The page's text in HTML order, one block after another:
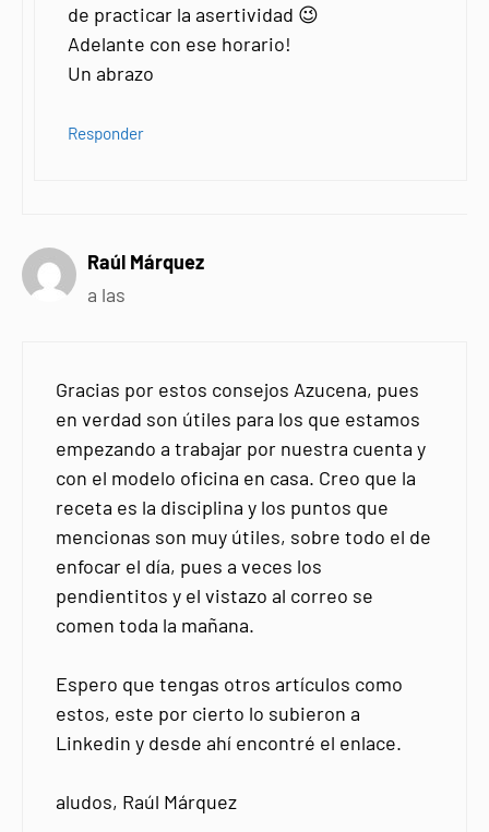
de practicar la asertividad 😉
Adelante con ese horario!
Un abrazo
Responder
Raúl Márquez
a las
Gracias por estos consejos Azucena, pues
en verdad son útiles para los que estamos
empezando a trabajar por nuestra cuenta y
con el modelo oficina en casa. Creo que la
receta es la disciplina y los puntos que
mencionas son muy útiles, sobre todo el de
enfocar el día, pues a veces los
pendientitos y el vistazo al correo se
comen toda la mañana.
Espero que tengas otros artículos como
estos, este por cierto lo subieron a
Linkedin y desde ahí encontré el enlace.
aludos, Raúl Márquez